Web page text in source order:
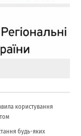
користування
будь-яких